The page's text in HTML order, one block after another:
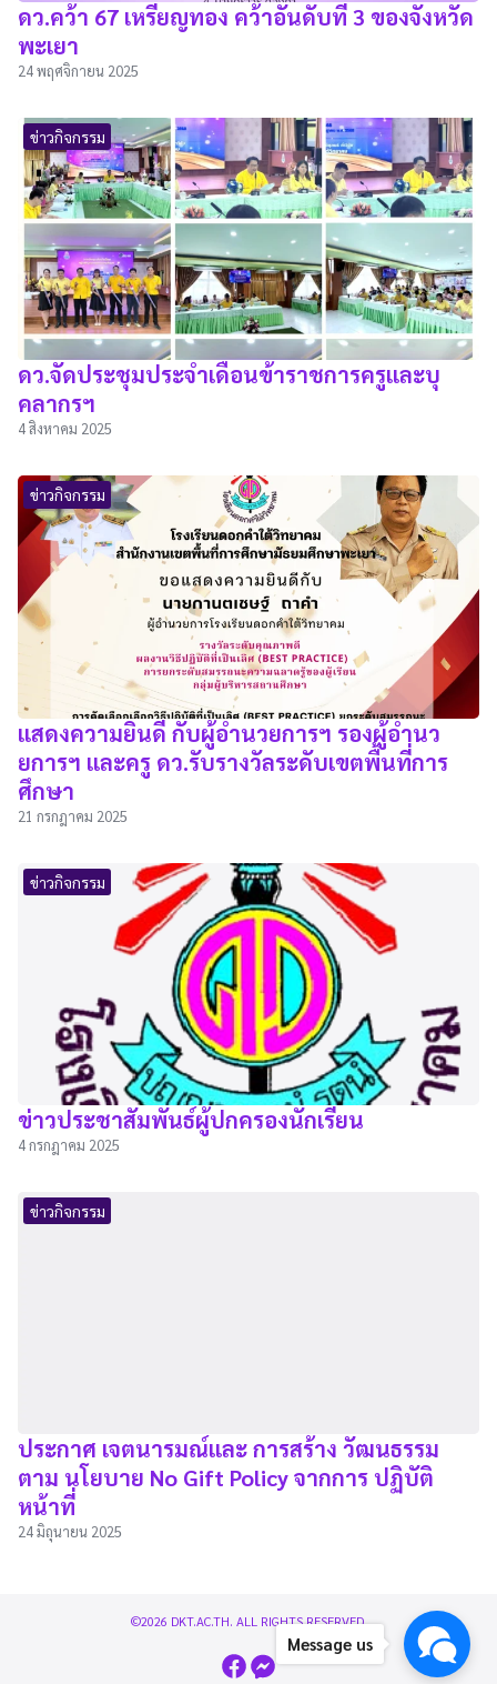
ดว.คว้า 67 เหรียญทอง คว้าอันดับที่ 3 ของจังหวัด
พะเยา
24 พฤศจิกายน 2025
ข่าวกิจกรรม
ดว.จัดประชุมประจำเดือนข้าราชการครูและบุ
คลากรฯ
4 สิงหาคม 2025
ข่าวกิจกรรม
แสดงความยินดี กับผู้อำนวยการฯ รองผู้อำนว
ยการฯ และครู ดว.รับรางวัลระดับเขตพื้นที่การ
ศึกษา
21 กรกฎาคม 2025
ข่าวกิจกรรม
ข่าวประชาสัมพันธ์ผู้ปกครองนักเรียน
4 กรกฎาคม 2025
ข่าวกิจกรรม
ประกาศ เจตนารมณ์และ การสร้าง วัฒนธรรม
ตาม นโยบาย No Gift Policy จากการ ปฏิบัติ
หน้าที่
24 มิถุนายน 2025
©2026 DKT.AC.TH. ALL RIGHTS RESERVED.
Message us